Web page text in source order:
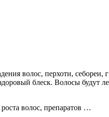
волос, перхоти, себореи,
блеск. Волосы будут
волос, препаратов …